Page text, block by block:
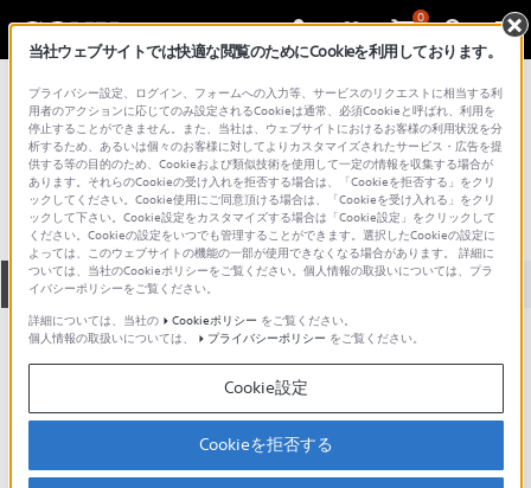
0
総合サポート・お問い合わせ プロフェッショナル／業務用
CCU-200
全て ダウンロード 取扱説明書 Q&A
ダウンロード
現在、本ページで提供されているアップデート情報はありませ
当社ウェブサイトでは快適な閲覧のためにCookieを利用しております。
プライバシー設定、ログイン、フォームへの入力等、サービスのリクエストに相当する利
用者のアクションに応じてのみ設定されるCookieは通常、必須Cookieと呼ばれ、利用を
停止することができません。また、当社は、ウェブサイトにおけるお客様の利用状況を分
析するため、あるいは個々のお客様に対してよりカスタマイズされたサービス・広告を提
供する等の目的のため、Cookieおよび類似技術を使用して一定の情報を収集する場合が
あります。それらのCookieの受け入れを拒否する場合は、「Cookieを拒否する」をクリ
ックしてください。Cookie使用にご同意頂ける場合は、「Cookieを受け入れる」をクリ
ックして下さい。Cookie設定をカスタマイズする場合は「Cookie設定」をクリックして
ください。Cookieの設定をいつでも管理することができます。選択したCookieの設定に
よっては、このウェブサイトの機能の一部が使用できなくなる場合があります。 詳細に
ついては、当社のCookieポリシーをご覧ください。個人情報の取扱いについては、プラ
イバシーポリシーをご覧ください。
詳細については、当社の
Cookieポリシー をご覧ください。
個人情報の取扱いについては、
プライバシーポリシー をご覧ください。
Cookie設定
Cookieを拒否する